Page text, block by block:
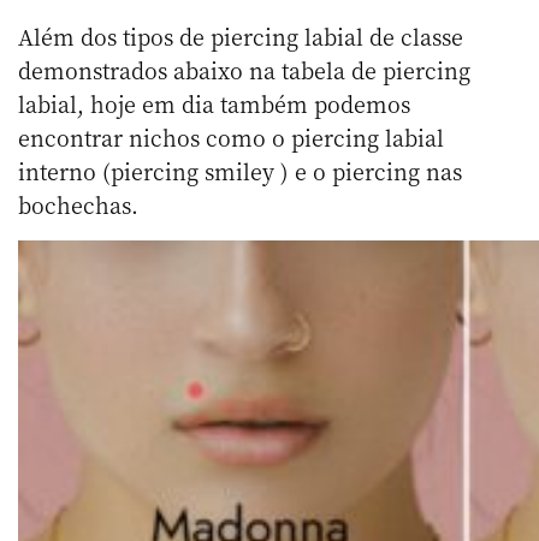
Além dos tipos de piercing labial de classe
demonstrados abaixo na tabela de piercing
labial, hoje em dia também podemos
encontrar nichos como o piercing labial
interno (piercing smiley ) e o piercing nas
bochechas.